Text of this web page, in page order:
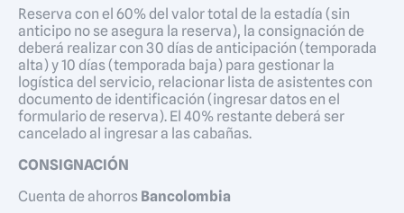
Reserva con el 60% del valor total de la estadía (sin
anticipo no se asegura la reserva), la consignación de
deberá realizar con 30 días de anticipación (temporada
alta) y 10 días (temporada baja) para gestionar la
logística del servicio, relacionar lista de asistentes con
documento de identificación (ingresar datos en el
formulario de reserva). El 40% restante deberá ser
cancelado al ingresar a las cabañas.
CONSIGNACIÓN
Cuenta de ahorros Bancolombia